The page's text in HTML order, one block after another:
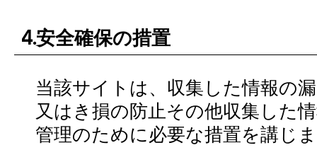
4.安全確保の措置
当該サイトは、収集した情報の
又はき損の防止その他収集した
管理のために必要な措置を講じ